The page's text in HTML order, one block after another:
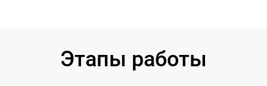
Этапы работы